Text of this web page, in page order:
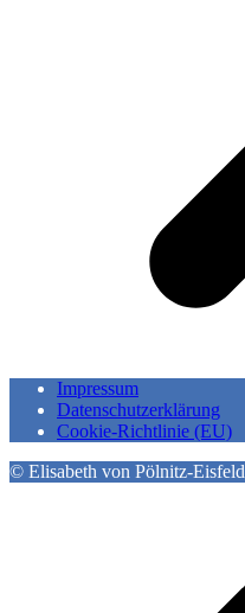
Impressum
Datenschutzerklärung
Cookie-Richtlinie (EU)
© Elisabeth von Pölnitz-Eisfeld